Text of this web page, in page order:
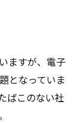
ますが、電子
となっていま
ばこのない社